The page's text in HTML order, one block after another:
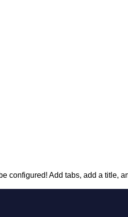
configured! Add tabs, add a title,